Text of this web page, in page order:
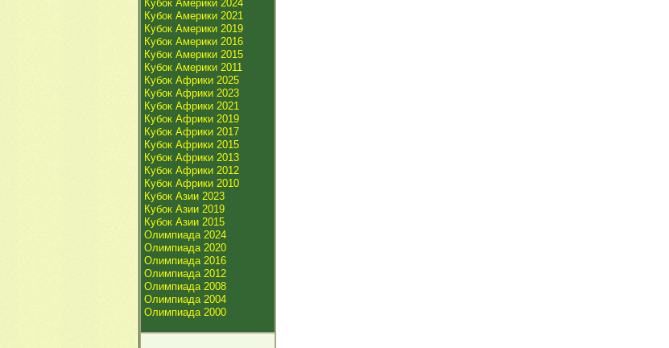
Кубок Америки 2024
Кубок Америки 2021
Кубок Америки 2019
Кубок Америки 2016
Кубок Америки 2015
Кубок Америки 2011
Кубок Африки 2025
Кубок Африки 2023
Кубок Африки 2021
Кубок Африки 2019
Кубок Африки 2017
Кубок Африки 2015
Кубок Африки 2013
Кубок Африки 2012
Кубок Африки 2010
Кубок Азии 2023
Кубок Азии 2019
Кубок Азии 2015
Олимпиада 2024
Олимпиада 2020
Олимпиада 2016
Олимпиада 2012
Олимпиада 2008
Олимпиада 2004
Олимпиада 2000